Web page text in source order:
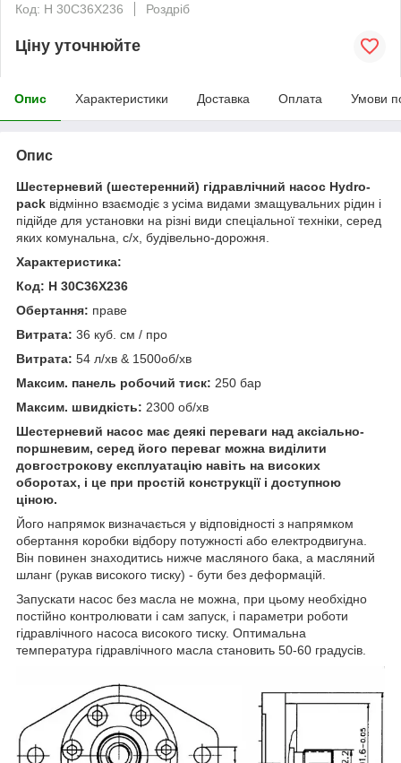
Код: H 30C36X236
Роздріб
Ціну уточнюйте
Опис Характеристики Доставка Оплата Умови
Опис
Шестерневий (шестеренний) гідравлічний насос Hydro-
pack відмінно взаємодіє з усіма видами змащувальних рідин і
підійде для установки на різні види спеціальної техніки, серед
яких комунальна, с/х, будівельно-дорожня.
Характеристика:
Код: H 30C36X236
Обертання: праве
Витрата: 36 куб. см / про
Витрата: 54 л/хв & 1500об/хв
Максим. панель робочий тиск: 250 бар
Максим. швидкість: 2300 об/хв
Шестерневий насос має деякі переваги над аксіально-
поршневим, серед його переваг можна виділити
довгострокову експлуатацію навіть на високих
оборотах, і це при простій конструкції і доступною
ціною.
Його напрямок визначається у відповідності з напрямком
обертання коробки відбору потужності або електродвигуна.
Він повинен знаходитись нижче масляного бака, а масляний
шланг (рукав високого тиску) - бути без деформацій.
Запускати насос без масла не можна, при цьому необхідно
постійно контролювати і сам запуск, і параметри роботи
гідравлічного насоса високого тиску. Оптимальна
температура гідравлічного масла становить 50-60 градусів.